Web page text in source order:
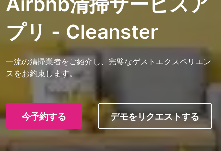
プリ - Cleanster
一流の清掃業者をご紹介し、完璧なゲストエクスペリエン
スをお約束します。
今予約する デモをリクエストする